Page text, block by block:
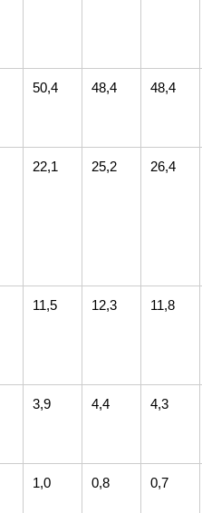
50,4 48,4 48,4
22,1 25,2 26,4
11,5 12,3 11,8
3,9 4,4 4,3
1,0 0,8 0,7